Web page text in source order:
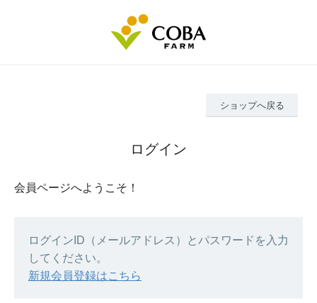
ショップへ戻る
ログイン
会員ページへようこそ！
ログインID（メールアドレス）とパスワードを入力
してください。
新規会員登録はこちら